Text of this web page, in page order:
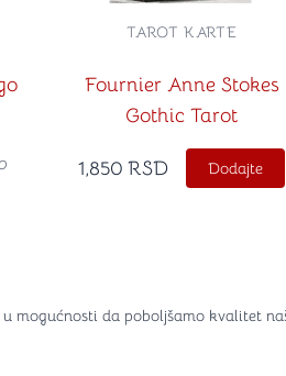
Fournier Anne Stokes
Gothic Tarot
TAROT KARTE
1,850 RSD Dodajte
mogućnosti da poboljšamo kvalitet